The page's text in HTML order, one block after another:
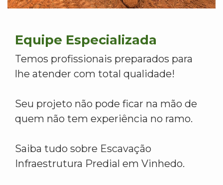
Equipe Especializada
Temos profissionais preparados para
lhe atender com total qualidade!
Seu projeto não pode ficar na mão de
quem não tem experiência no ramo.
Saiba tudo sobre Escavação
Infraestrutura Predial em Vinhedo.